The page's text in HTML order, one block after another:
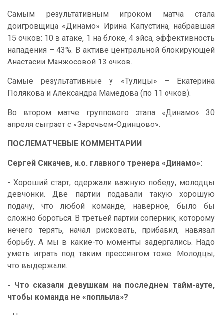
Самым результативным игроком матча стала
доигровщица «Динамо» Ирина Капустина, набравшая
15 очков: 10 в атаке, 1 на блоке, 4 эйса, эффективность
нападения – 43%. В активе центральной блокирующей
Анастасии Манжосовой 13 очков.
Самые результативные у «Тулицы» – Екатерина
Полякова и Александра Мамедова (по 11 очков).
Во втором матче группового этапа «Динамо» 30
апреля сыграет с «Заречьем-Одинцово».
ПОСЛЕМАТЧЕВЫЕ КОММЕНТАРИИ
Сергей Сикачев, и.о. главного тренера «Динамо»:
- Хороший старт, одержали важную победу, молодцы
девчонки. Две партии подавали такую хорошую
подачу, что любой команде, наверное, было бы
сложно бороться. В третьей партии соперник, которому
нечего терять, начал рисковать, прибавил, навязал
борьбу. А мы в какие-то моменты задергались. Надо
уметь играть под таким прессингом тоже. Молодцы,
что выдержали.
- Что сказали девушкам на последнем тайм-ауте,
чтобы команда не «поплыла»?